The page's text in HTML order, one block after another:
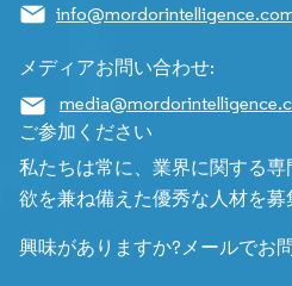
メディアお問い合わせ:
ご参加ください
私たちは常に、業界に関する
欲を兼ね備えた優秀な人材を募
興味がありますか?メールでお